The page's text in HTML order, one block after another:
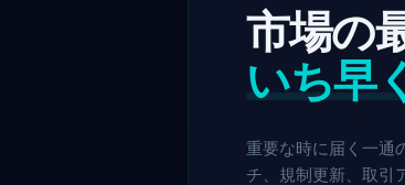
市場の
いち早
重要な時に届く一通
チ、規制更新、取引